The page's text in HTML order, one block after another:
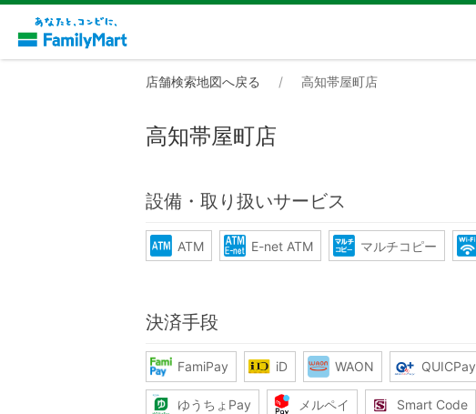
店舗検索地図へ戻る 高知帯屋町店
高知帯屋町店
設備・取り扱いサービス
ATM E-net ATM マルチコピー
決済手段
FamiPay iD WAON QUICPay
ゆうちょPay メルペイ Smart Code